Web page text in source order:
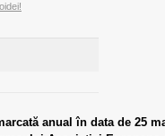
anual în data de 25